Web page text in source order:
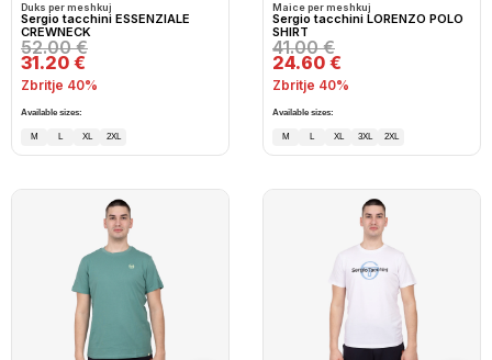
Duks per meshkuj
Sergio tacchini ESSENZIALE
CREWNECK
52.00 €
31.20 €
Zbritje 40%
Available sizes:
M L XL 2XL
Maice per meshkuj
Sergio tacchini LORENZO POLO
SHIRT
41.00 €
24.60 €
Zbritje 40%
Available sizes:
M L XL 3XL 2XL